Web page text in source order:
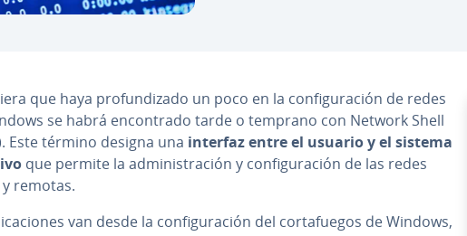
que haya pro­fu­n­di­za­do un poco en la co­n­fi­gu­ra­ción de redes
se habrá en­co­n­tra­do tarde o temprano con Network Shell
Este término designa una interfaz entre el usuario y el sistema
que permite la ad­mi­ni­s­tra­ción y co­n­fi­gu­ra­ción de las redes
remotas.
van desde la co­n­fi­gu­ra­ción del co­r­ta­fue­gos de Windows,